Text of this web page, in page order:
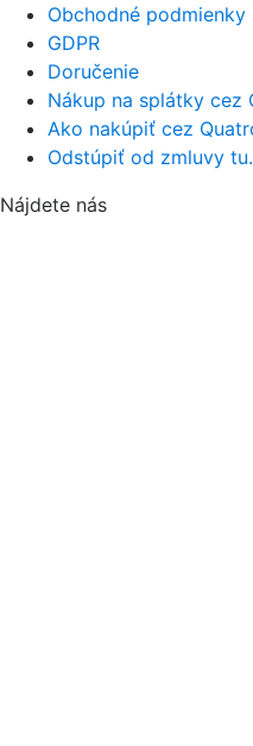
Obchodné podmienky
GDPR
Doručenie
Nákup na splátky cez
Ako nakúpiť cez
Odstúpiť od zmluvy tu.
Nájdete nás